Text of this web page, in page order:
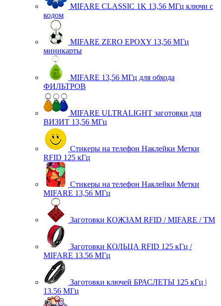
MIFARE CLASSIC 1K 13,56 МГц ключи с
кодом
MIFARE ZERO EPOXY 13,56 МГц
миникарты
MIFARE 13,56 МГц для обхода
ФИЛЬТРОВ
MIFARE ULTRALIGHT заготовки для
ВИЗИТ 13,56 МГц
Стикеры на телефон Наклейки Метки
RFID 125 кГц
Стикеры на телефон Наклейки Метки
MIFARE 13,56 МГц
Заготовки КОЖЗАМ RFID / MIFARE / TM
Заготовки КОЛЬЦА RFID 125 кГц /
MIFARE 13.56 МГц
Заготовки ключей БРАСЛЕТЫ 125 кГц |
13.56 МГц